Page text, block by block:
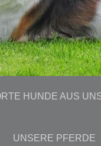
HUNDE AUS
UNSERE PFERDE